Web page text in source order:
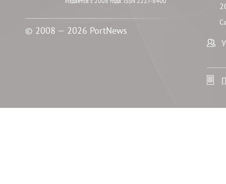
© 2008 — 2026 PortNews